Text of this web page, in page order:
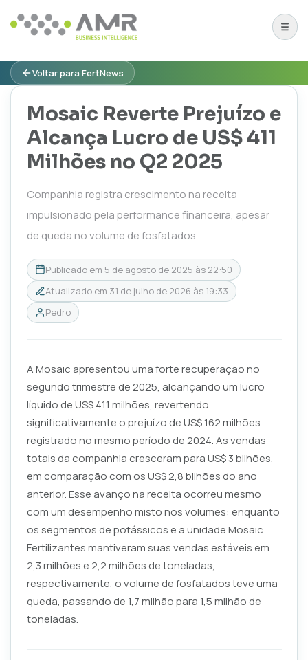
Voltar para FertNews
Mosaic Reverte Prejuízo e
Alcança Lucro de US$ 411
Milhões no Q2 2025
Companhia registra crescimento na receita
impulsionado pela performance financeira, apesar
de queda no volume de fosfatados.
Publicado em 5 de agosto de 2025 às 22:50
Atualizado em 31 de julho de 2026 às 19:33
Pedro
A Mosaic apresentou uma forte recuperação no
segundo trimestre de 2025, alcançando um lucro
líquido de US$ 411 milhões, revertendo
significativamente o prejuízo de US$ 162 milhões
registrado no mesmo período de 2024. As vendas
totais da companhia cresceram para US$ 3 bilhões,
em comparação com os US$ 2,8 bilhões do ano
anterior. Esse avanço na receita ocorreu mesmo
com um desempenho misto nos volumes: enquanto
os segmentos de potássicos e a unidade Mosaic
Fertilizantes mantiveram suas vendas estáveis em
2,3 milhões e 2,2 milhões de toneladas,
respectivamente, o volume de fosfatados teve uma
queda, passando de 1,7 milhão para 1,5 milhão de
toneladas.